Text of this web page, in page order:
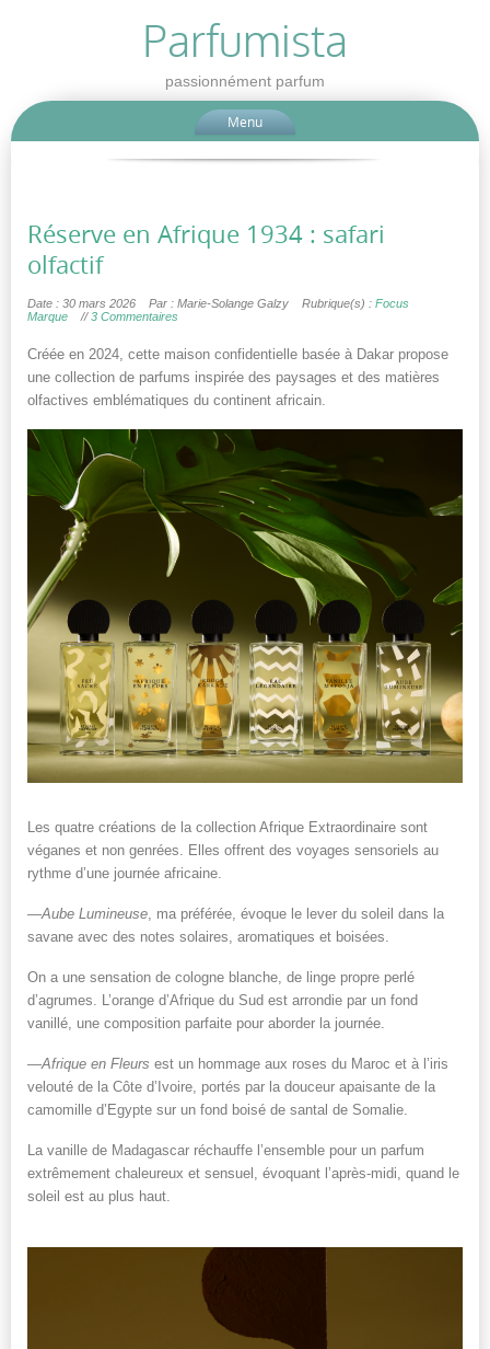
Parfumista
passionnément parfum
Menu
Réserve en Afrique 1934 : safari
olfactif
Date : 30 mars 2026 Par : Marie-Solange Galzy Rubrique(s) : Focus
Marque
//3 Commentaires
Créée en 2024, cette maison confidentielle basée à Dakar propose
une collection de parfums inspirée des paysages et des matières
olfactives emblématiques du continent africain.
Les quatre créations de la collection Afrique Extraordinaire sont
véganes et non genrées. Elles offrent des voyages sensoriels au
rythme d’une journée africaine.
—Aube Lumineuse , ma préférée, évoque le lever du soleil dans la
savane avec des notes solaires, aromatiques et boisées.
On a une sensation de cologne blanche, de linge propre perlé
d’agrumes. L’orange d’Afrique du Sud est arrondie par un fond
vanillé, une composition parfaite pour aborder la journée.
—Afrique en Fleurs est un hommage aux roses du Maroc et à l’iris
velouté de la Côte d’Ivoire, portés par la douceur apaisante de la
camomille d’Egypte sur un fond boisé de santal de Somalie.
La vanille de Madagascar réchauffe l’ensemble pour un parfum
extrêmement chaleureux et sensuel, évoquant l’après-midi, quand le
soleil est au plus haut.